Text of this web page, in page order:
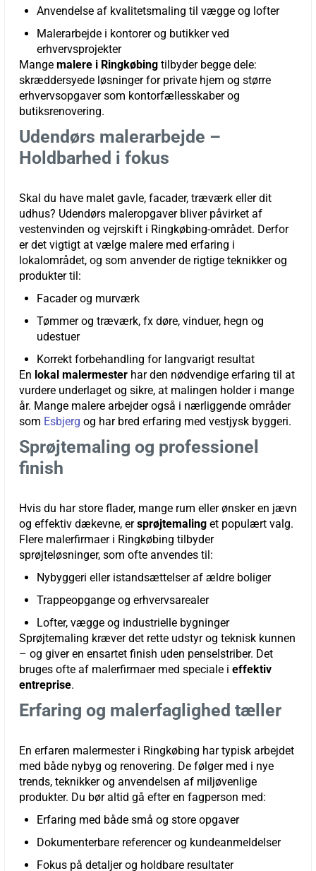
Anvendelse af kvalitetsmaling til vægge og lofter
Malerarbejde i kontorer og butikker ved
erhvervsprojekter
Mange malere i Ringkøbing tilbyder begge dele:
skræddersyede løsninger for private hjem og større
erhvervsopgaver som kontorfællesskaber og
butiksrenovering.
Udendørs malerarbejde –
Holdbarhed i fokus
Skal du have malet gavle, facader, træværk eller dit
udhus? Udendørs maleropgaver bliver påvirket af
vestenvinden og vejrskift i Ringkøbing-området. Derfor
er det vigtigt at vælge malere med erfaring i
lokalområdet, og som anvender de rigtige teknikker og
produkter til:
Facader og murværk
Tømmer og træværk, fx døre, vinduer, hegn og
udestuer
Korrekt forbehandling for langvarigt resultat
En lokal malermester har den nødvendige erfaring til at
vurdere underlaget og sikre, at malingen holder i mange
år. Mange malere arbejder også i nærliggende områder
som Esbjerg og har bred erfaring med vestjysk byggeri.
Sprøjtemaling og professionel
finish
Hvis du har store flader, mange rum eller ønsker en jævn
og effektiv dækevne, ersprøjtemaling et populært valg.
Flere malerfirmaer i Ringkøbing tilbyder
sprøjteløsninger, som ofte anvendes til:
Nybyggeri eller istandsættelser af ældre boliger
Trappeopgange og erhvervsarealer
Lofter, vægge og industrielle bygninger
Sprøjtemaling kræver det rette udstyr og teknisk kunnen
– og giver en ensartet finish uden penselstriber. Det
bruges ofte af malerfirmaer med speciale i effektiv
entreprise.
Erfaring og malerfaglighed tæller
En erfaren malermester i Ringkøbing har typisk arbejdet
med både nybyg og renovering. De følger med i nye
trends, teknikker og anvendelsen af miljøvenlige
produkter. Du bør altid gå efter en fagperson med:
Erfaring med både små og store opgaver
Dokumenterbare referencer og kundeanmeldelser
Fokus på detaljer og holdbare resultater